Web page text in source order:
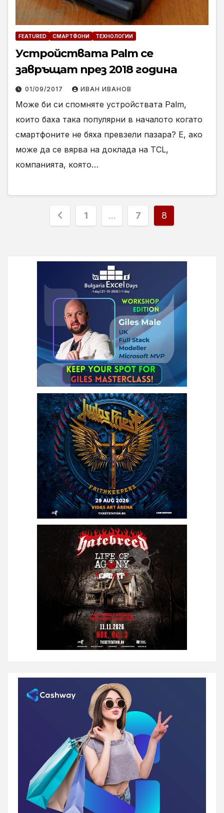
FEATURED СМАРТФОНИ ТЕХНОЛОГИИ
Устройствата Palm се
завръщат през 2018 година
01/09/2017 ИВАН ИВАНОВ
Може би си спомняте устройствата Palm,
които баха така популярни в началото когато
смартфоните не бяха превзели пазара? Е, ако
може да се вярва на доклада на TCL,
компанията, която…
Разделяне
публикациите
страници
1 … 7 8